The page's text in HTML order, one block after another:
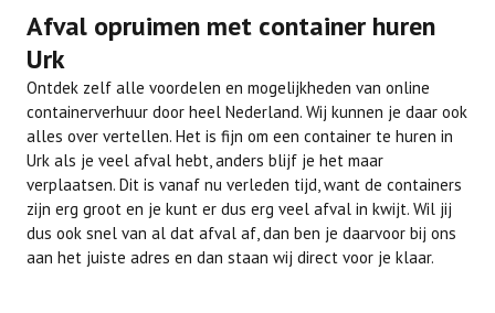
Afval opruimen met container huren
Urk
Ontdek zelf alle voordelen en mogelijkheden van online
containerverhuur door heel Nederland. Wij kunnen je daar ook
alles over vertellen. Het is fijn om een container te huren in
Urk als je veel afval hebt, anders blijf je het maar
verplaatsen. Dit is vanaf nu verleden tijd, want de containers
zijn erg groot en je kunt er dus erg veel afval in kwijt. Wil jij
dus ook snel van al dat afval af, dan ben je daarvoor bij ons
aan het juiste adres en dan staan wij direct voor je klaar.